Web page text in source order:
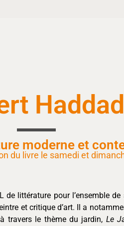
Haddad
moderne et
du livre le samedi et
de littérature pour l’ensemble
et critique d’art. Il a
travers le thème du jardin, Le